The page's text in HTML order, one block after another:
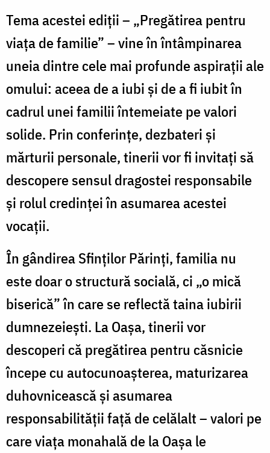
Tema acestei ediții – „Pregătirea pentru
viața de familie” – vine în întâmpinarea
uneia dintre cele mai profunde aspirații ale
omului: aceea de a iubi și de a fi iubit în
cadrul unei familii întemeiate pe valori
solide. Prin conferințe, dezbateri și
mărturii personale, tinerii vor fi invitați să
descopere sensul dragostei responsabile
și rolul credinței în asumarea acestei
vocații.
În gândirea Sfinților Părinți, familia nu
este doar o structură socială, ci „o mică
biserică” în care se reflectă taina iubirii
dumnezeiești. La Oașa, tinerii vor
descoperi că pregătirea pentru căsnicie
începe cu autocunoașterea, maturizarea
duhovnicească și asumarea
responsabilității față de celălalt – valori pe
care viața monahală de la Oașa le